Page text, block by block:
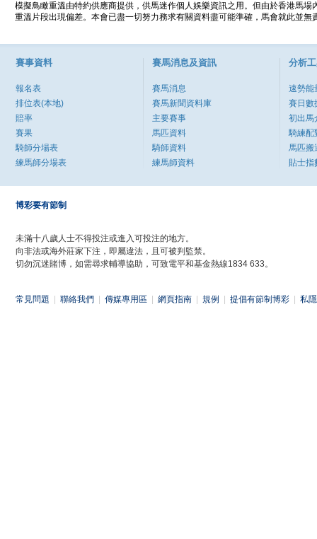
模擬鳥瞰重溫由特約供應商提供，供馬迷作個人娛樂資訊之用。但由於香港馬
重溫片段出現偏差。本會已盡一切努力務求有關資料盡可能準確，馬會就此並
賽事資料
報名表
排位表(本地)
賠率
賽果
騎師分場表
練馬師分場表
賽馬消息及資訊
賽馬消息
賽馬新聞資料庫
主要賽事
馬匹資料
騎師資料
練馬師資料
分析
速勢能
賽日數
初出馬
騎練配
馬匹搬
貼士指
博彩要有節制
未滿十八歲人士不得投注或進入可投注的地方。
向非法或海外莊家下注，即屬違法，且可被判監禁。
切勿沉迷賭博，如需尋求輔導協助，可致電平和基金熱線1834 633。
常見問題 聯絡我們 傳媒專用區 網頁指南 規例 提倡有節制博彩 私